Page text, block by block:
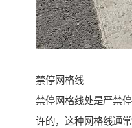
禁停网格线
禁停网格线处是严禁
许的，这种网格线通